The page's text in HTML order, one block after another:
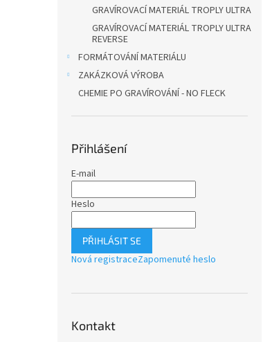
GRAVÍROVACÍ MATERIÁL TROPLY ULTRA
GRAVÍROVACÍ MATERIÁL TROPLY ULTRA
REVERSE
FORMÁTOVÁNÍ MATERIÁLU
ZAKÁZKOVÁ VÝROBA
CHEMIE PO GRAVÍROVÁNÍ - NO FLECK
Přihlášení
E-mail
Heslo
PŘIHLÁSIT SE
Nová registraceZapomenuté heslo
Kontakt